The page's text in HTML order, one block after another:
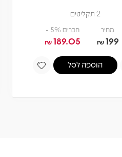
2 תקליטים
מחיר
199
₪
חברים 5% -
189.05
₪
הוספה לסל